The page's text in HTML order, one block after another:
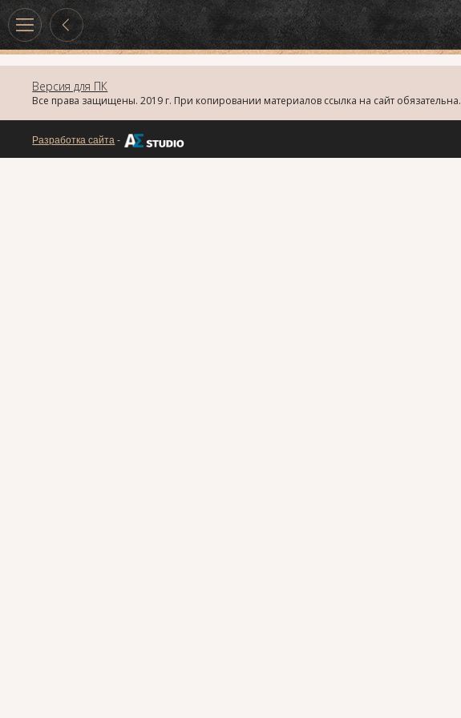
Версия для ПК
Все права защищены. 2019 г. При копировании материалов ссылка на сайт обязательна.
Разработка сайта -